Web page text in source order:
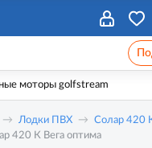
моторы golfstream
Лодки ПВХ
Солар 420
420 К Вега оптима